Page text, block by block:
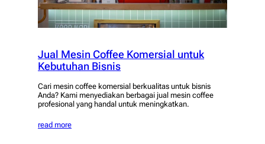
Jual Mesin Coffee Komersial untuk
Kebutuhan Bisnis
Cari mesin coffee komersial berkualitas untuk bisnis
Anda? Kami menyediakan berbagai jual mesin coffee
profesional yang handal untuk meningkatkan.
read more